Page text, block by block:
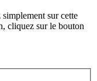
sur cette
cliquez sur le bouton